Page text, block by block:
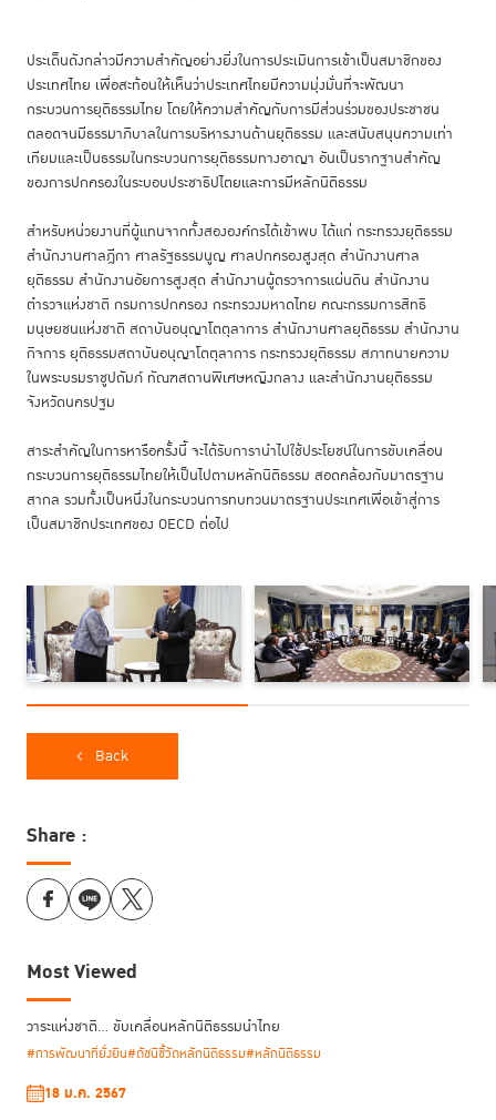
ประเด็นดังกล่าวมีความสำคัญอย่างยิ่งในการประเมินการเข้าเป็นสมาชิกของ
ประเทศไทย เพื่อสะท้อนให้เห็นว่าประเทศไทยมีความมุ่งมั่นที่จะพัฒนา
กระบวนการยุติธรรมไทย โดยให้ความสำคัญกับการมีส่วนร่วมของประชาชน
ตลอดจนมีธรรมาภิบาลในการบริหารงานด้านยุติธรรม และสนับสนุนความเท่า
เทียมและเป็นธรรมในกระบวนการยุติธรรมทางอาญา อันเป็นรากฐานสำคัญ
ของการปกครองในระบอบประชาธิปไตยและการมีหลักนิติธรรม
สำหรับหน่วยงานที่ผู้แทนจากทั้งสององค์กรได้เข้าพบ ได้แก่ กระทรวงยุติธรรม
สำนักงานศาลฎีกา ศาลรัฐธรรมนูญ ศาลปกครองสูงสุด สำนักงานศาล
ยุติธรรม สำนักงานอัยการสูงสุด สำนักงานผู้ตรวจการแผ่นดิน สำนักงาน
ตำรวจแห่งชาติ กรมการปกครอง กระทรวงมหาดไทย คณะกรรมการสิทธิ
มนุษยชนแห่งชาติ สถาบันอนุญาโตตุลาการ สำนักงานศาลยุติธรรม สำนักงาน
กิจการ ยุติธรรมสถาบันอนุญาโตตุลาการ กระทรวงยุติธรรม สภาทนายความ
ในพระบรมราชูปถัมภ์ ทัณฑสถานพิเศษหญิงกลาง และสำนักงานยุติธรรม
จังหวัดนครปฐม
สาระสำคัญในการหารือครั้งนี้ จะได้รับการานำไปใช้ประโยชน์ในการขับเคลื่อน
กระบวนการยุติธรรมไทยให้เป็นไปตามหลักนิติธรรม สอดคล้องกับมาตรฐาน
สากล รวมทั้งเป็นหนึ่งในกระบวนการทบทวนมาตรฐานประเทศเพื่อเข้าสู่การ
เป็นสมาชิกประเทศของ OECD ต่อไป
Back
Share :
Most Viewed
วาระแห่งชาติ… ขับเคลื่อนหลักนิติธรรมนำไทย
#การพัฒนาที่ยั่งยืน#ดัชนีชี้วัดหลักนิติธรรม#หลักนิติธรรม
18 ม.ค. 2567